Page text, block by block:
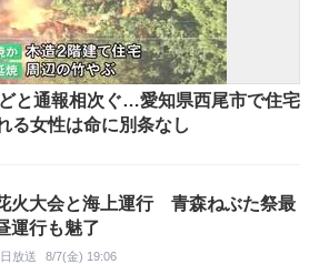
と通報相次ぐ…愛知県西尾市で住宅
る女性は命に別条なし
大会と海上運行 青森ねぶた祭最
行も魅了
放送 8/7(金) 19:06